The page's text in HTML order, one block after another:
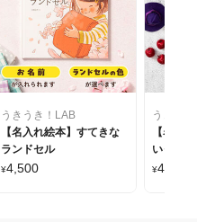
うきうき！LAB
【名入れ絵本】すてきな
ランドセル
¥4,500
うきう
【名入
いっち
¥4,500